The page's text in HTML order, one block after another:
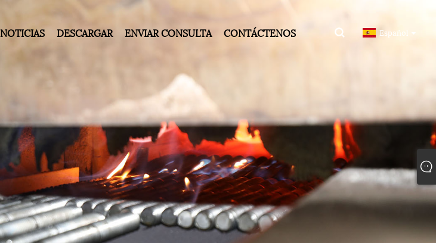
NOTICIAS DESCARGAR ENVIAR CONSULTA CONTÁCTENOS Español